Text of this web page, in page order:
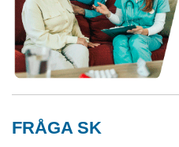
FRÅGA SK